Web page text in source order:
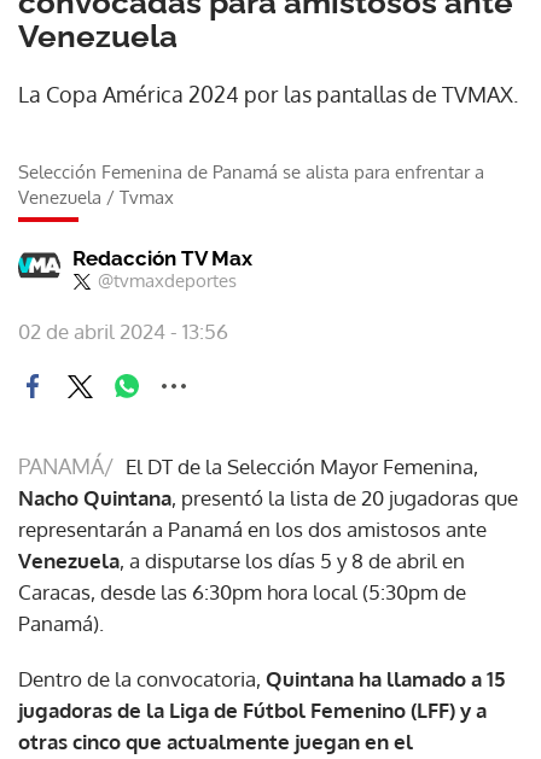
Venezuela
La Copa América 2024 por las pantallas de TVMAX.
Selección Femenina de Panamá se alista para enfrentar a
Venezuela / Tvmax
Redacción TV Max
@tvmaxdeportes
02 de abril 2024 - 13:56
PANAMÁ/ El DT de la Selección Mayor Femenina,
Nacho Quintana, presentó la lista de 20 jugadoras que
representarán a Panamá en los dos amistosos ante
Venezuela, a disputarse los días 5 y 8 de abril en
Caracas, desde las 6:30pm hora local (5:30pm de
Panamá).
Dentro de la convocatoria, Quintana ha llamado a 15
jugadoras de la Liga de Fútbol Femenino (LFF) y a
otras cinco que actualmente juegan en el